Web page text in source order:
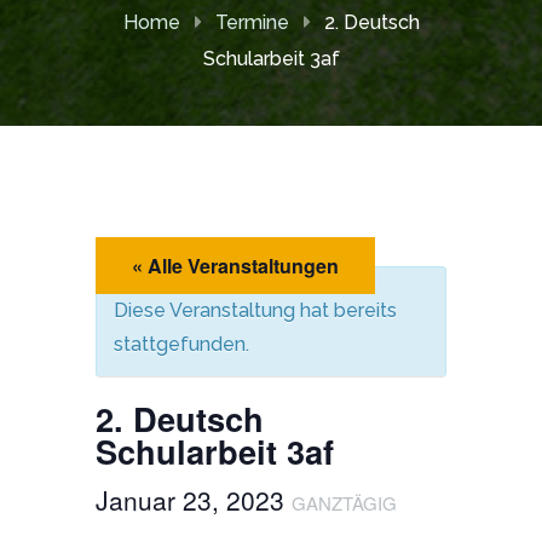
Home Termine
2. Deutsch
Schularbeit 3af
« Alle Veranstaltungen
Diese Veranstaltung hat bereits
stattgefunden.
2. Deutsch
Schularbeit 3af
Januar 23, 2023 GANZTÄGIG